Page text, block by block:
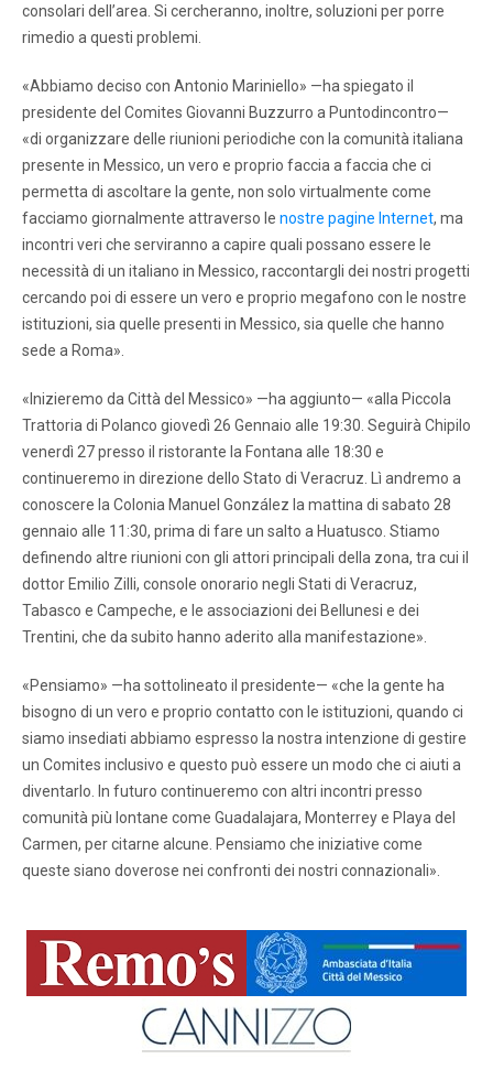
consolari dell’area. Si cercheranno, inoltre, soluzioni per porre
rimedio a questi problemi.
«Abbiamo deciso con Antonio Mariniello» —ha spiegato il
presidente del Comites Giovanni Buzzurro a Puntodincontro—
«di organizzare delle riunioni periodiche con la comunità italiana
presente in Messico, un vero e proprio faccia a faccia che ci
permetta di ascoltare la gente, non solo virtualmente come
facciamo giornalmente attraverso le nostre pagine Internet, ma
incontri veri che serviranno a capire quali possano essere le
necessità di un italiano in Messico, raccontargli dei nostri progetti
cercando poi di essere un vero e proprio megafono con le nostre
istituzioni, sia quelle presenti in Messico, sia quelle che hanno
sede a Roma».
«Inizieremo da Città del Messico» —ha aggiunto— «alla Piccola
Trattoria di Polanco giovedì 26 Gennaio alle 19:30. Seguirà Chipilo
venerdì 27 presso il ristorante la Fontana alle 18:30 e
continueremo in direzione dello Stato di Veracruz. Lì andremo a
conoscere la Colonia Manuel González la mattina di sabato 28
gennaio alle 11:30, prima di fare un salto a Huatusco. Stiamo
definendo altre riunioni con gli attori principali della zona, tra cui il
dottor Emilio Zilli, console onorario negli Stati di Veracruz,
Tabasco e Campeche, e le associazioni dei Bellunesi e dei
Trentini, che da subito hanno aderito alla manifestazione».
«Pensiamo» —ha sottolineato il presidente— «che la gente ha
bisogno di un vero e proprio contatto con le istituzioni, quando ci
siamo insediati abbiamo espresso la nostra intenzione di gestire
un Comites inclusivo e questo può essere un modo che ci aiuti a
diventarlo. In futuro continueremo con altri incontri presso
comunità più lontane come Guadalajara, Monterrey e Playa del
Carmen, per citarne alcune. Pensiamo che iniziative come
queste siano doverose nei confronti dei nostri connazionali».